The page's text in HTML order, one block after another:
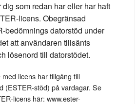
dig som redan har eller har haft
licens. Obegränsad
bedömnings datorstöd under
att användaren tillsänts
lösenord till datorstödet.
licens har tillgång till
(ESTER-stöd) på vardagar. Se
licens här: www.ester-